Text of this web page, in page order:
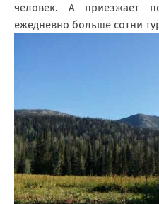
человек. А приезжает
ежедневно больше сотни